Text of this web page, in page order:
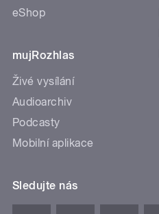
eShop
mujRozhlas
Živé vysílání
Audioarchiv
Podcasty
Mobilní aplikace
Sledujte nás